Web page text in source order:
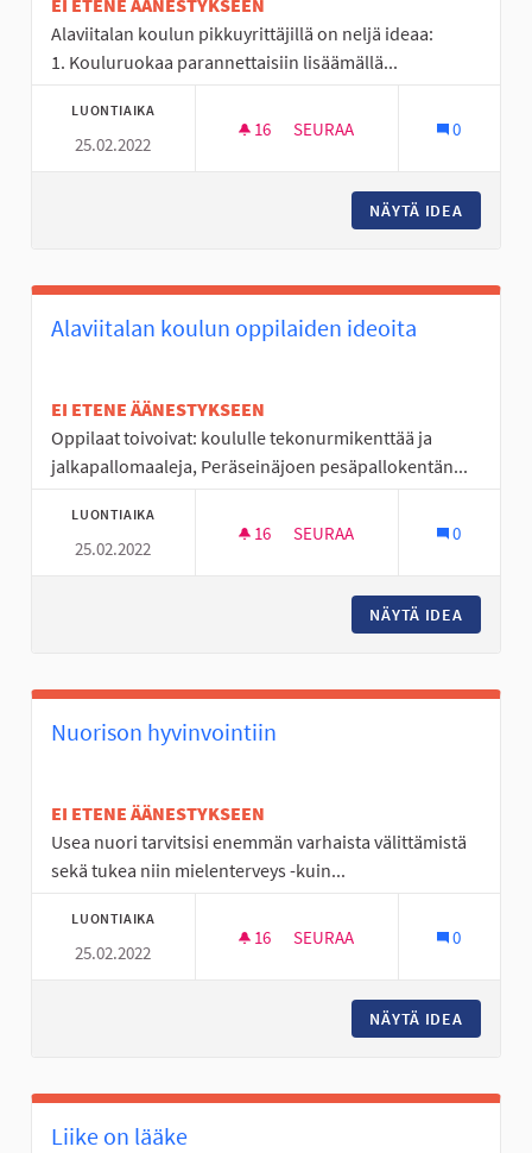
EI ETENE ÄÄNESTYKSEEN
Alaviitalan koulun pikkuyrittäjillä on neljä ideaa:
1. Kouluruokaa parannettaisiin lisäämällä...
LUONTIAIKA
25.02.2022
16 16 SEURAAJAA
SEURAA 0
NÄYTÄ IDEA
Alaviitalan koulun oppilaiden ideoita
EI ETENE ÄÄNESTYKSEEN
Oppilaat toivoivat: koululle tekonurmikenttää ja
jalkapallomaaleja, Peräseinäjoen pesäpallokentän...
LUONTIAIKA
25.02.2022
16 16 SEURAAJAA
SEURAA 0
NÄYTÄ IDEA
Nuorison hyvinvointiin
EI ETENE ÄÄNESTYKSEEN
Usea nuori tarvitsisi enemmän varhaista välittämistä
sekä tukea niin mielenterveys -kuin...
LUONTIAIKA
25.02.2022
16 16 SEURAAJAA
SEURAA 0
NÄYTÄ IDEA
Liike on lääke